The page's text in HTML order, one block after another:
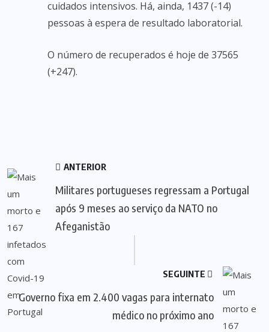
cuidados intensivos. Há, ainda, 1437 (-14)
pessoas à espera de resultado laboratorial.
O número de recuperados é hoje de 37565
(+247).
ANTERIOR
Militares portugueses regressam a Portugal
após 9 meses ao serviço da NATO no
Afeganistão
SEGUINTE
Governo fixa em 2.400 vagas para internato
médico no próximo ano